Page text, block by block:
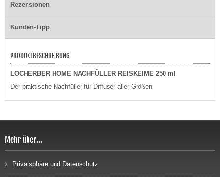
Rezensionen
Kunden-Tipp
PRODUKTBESCHREIBUNG
LOCHERBER HOME NACHFÜLLER REISKEIME 250 ml
Der praktische Nachfüller für Diffuser aller Größen
Mehr über...
Privatsphäre und Datenschutz